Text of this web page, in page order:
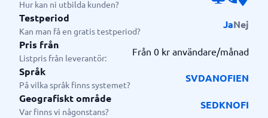
Hur kan ni utbilda kunden?
Testperiod
Kan man få en gratis testperiod?
JaNej
Pris från
Listpris från leverantör:
Från 0 kr användare/månad
Språk
På vilka språk finns systemet?
SVDANOFIEN
Geografiskt område
Var finns vi någonstans?
SEDKNOFI